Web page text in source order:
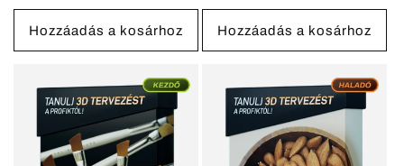
Hozzáadás a kosárhoz
ár
Hozzáadás a kosárhoz